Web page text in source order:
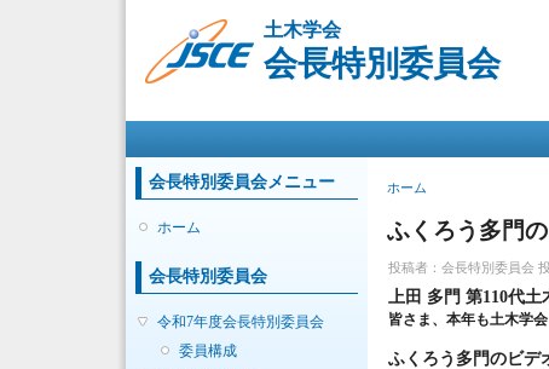
土木学会
会長特別委員会
会長特別委員会メニュー
ホーム
会長特別委員会
令和7年度会長特別委員会
委員構成
現在地
ホーム
ふくろう多門
投稿者： 会長特別委員会
上田 多門 第110代土
皆さま、本年も土木学
ふくろう多門のビデ